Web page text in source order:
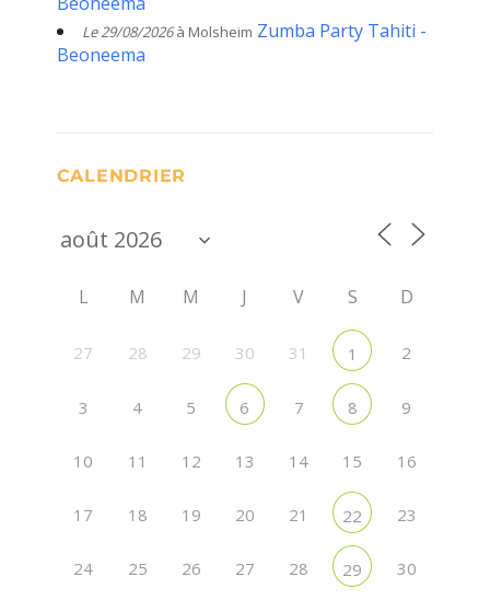
Le 29/08/2026à Molsheim Zumba Party Tahiti -
Beoneema
CALENDRIER
L M M J V S D
27 28 29 30 31 1 2
3 4 5 6 7 8 9
10 11 12 13 14 15 16
17 18 19 20 21 22 23
24 25 26 27 28 29 30